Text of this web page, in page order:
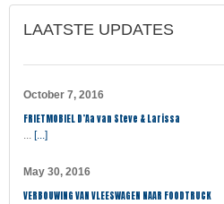
LAATSTE UPDATES
October 7, 2016
FRIETMOBIEL D’Aa van Steve & Larissa
... [...]
May 30, 2016
VERBOUWING VAN VLEESWAGEN NAAR FOODTRUCK